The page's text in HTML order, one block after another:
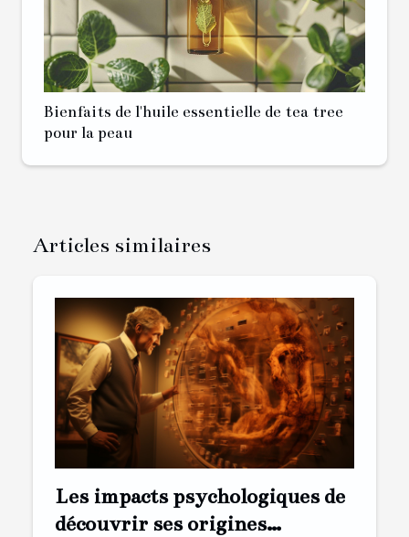
Bienfaits de l'huile essentielle de tea tree
pour la peau
Articles similaires
Les impacts psychologiques de
découvrir ses origines